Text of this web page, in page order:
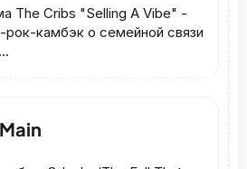
The Cribs "Selling A Vibe" -
о семейной связи